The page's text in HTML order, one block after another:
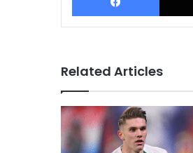
Related Articles